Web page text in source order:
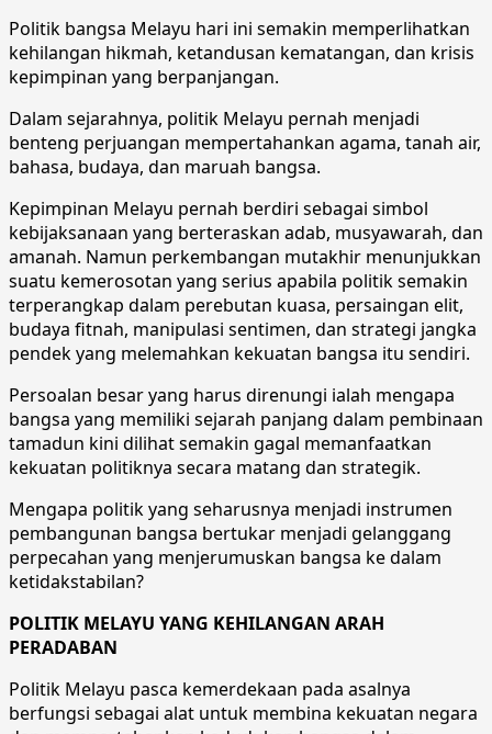
Politik bangsa Melayu hari ini semakin memperlihatkan
kehilangan hikmah, ketandusan kematangan, dan krisis
kepimpinan yang berpanjangan.
Dalam sejarahnya, politik Melayu pernah menjadi
benteng perjuangan mempertahankan agama, tanah air,
bahasa, budaya, dan maruah bangsa.
Kepimpinan Melayu pernah berdiri sebagai simbol
kebijaksanaan yang berteraskan adab, musyawarah, dan
amanah. Namun perkembangan mutakhir menunjukkan
suatu kemerosotan yang serius apabila politik semakin
terperangkap dalam perebutan kuasa, persaingan elit,
budaya fitnah, manipulasi sentimen, dan strategi jangka
pendek yang melemahkan kekuatan bangsa itu sendiri.
Persoalan besar yang harus direnungi ialah mengapa
bangsa yang memiliki sejarah panjang dalam pembinaan
tamadun kini dilihat semakin gagal memanfaatkan
kekuatan politiknya secara matang dan strategik.
Mengapa politik yang seharusnya menjadi instrumen
pembangunan bangsa bertukar menjadi gelanggang
perpecahan yang menjerumuskan bangsa ke dalam
ketidakstabilan?
POLITIK MELAYU YANG KEHILANGAN ARAH
PERADABAN
Politik Melayu pasca kemerdekaan pada asalnya
berfungsi sebagai alat untuk membina kekuatan negara